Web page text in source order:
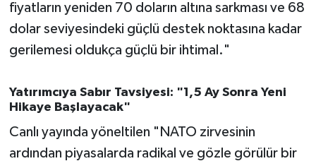
fiyatların yeniden 70 doların altına sarkması ve 68
dolar seviyesindeki güçlü destek noktasına kadar
gerilemesi oldukça güçlü bir ihtimal."
Yatırımcıya Sabır Tavsiyesi: "1,5 Ay Sonra Yeni
Hikaye Başlayacak"
Canlı yayında yöneltilen "NATO zirvesinin
ardından piyasalarda radikal ve gözle görülür bir